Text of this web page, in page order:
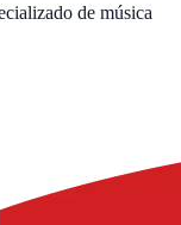
de música